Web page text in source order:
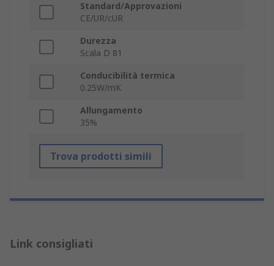
Standard/Approvazioni
CE/UR/cUR
Durezza
Scala D 81
Conducibilità termica
0.25W/mK
Allungamento
35%
Trova prodotti simili
Link consigliati